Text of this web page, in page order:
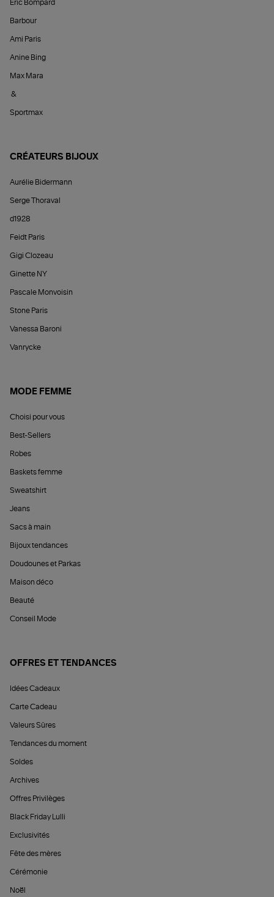
Éric Bompard
Barbour
Ami Paris
Anine Bing
Max Mara
&
Sportmax
CRÉATEURS BIJOUX
Aurélie Bidermann
Serge Thoraval
d1928
Feidt Paris
Gigi Clozeau
Ginette NY
Pascale Monvoisin
Stone Paris
Vanessa Baroni
Vanrycke
MODE FEMME
Choisi pour vous
Best-Sellers
Robes
Baskets femme
Sweatshirt
Jeans
Sacs à main
Bijoux tendances
Doudounes et Parkas
Maison déco
Beauté
Conseil Mode
OFFRES ET TENDANCES
Idées Cadeaux
Carte Cadeau
Valeurs Sûres
Tendances du moment
Soldes
Archives
Offres Privilèges
Black Friday Lulli
Exclusivités
Fête des mères
Cérémonie
Noël